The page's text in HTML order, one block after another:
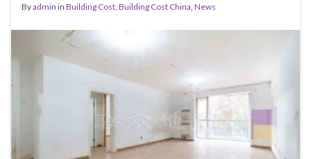
Byadmin in Building Cost Building Cost China News